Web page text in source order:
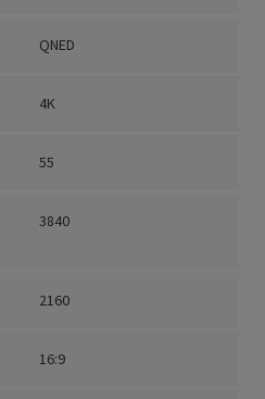
QNED
4K
55
3840
2160
16:9